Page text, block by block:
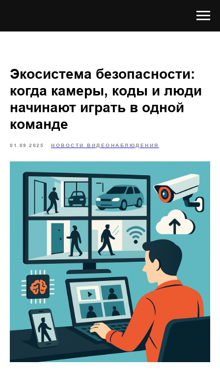
Экосистема безопасности:
когда камеры, коды и люди
начинают играть в одной
команде
01.09.2025 НОВОСТИ ВИДЕОНАБЛЮДЕНИЯ